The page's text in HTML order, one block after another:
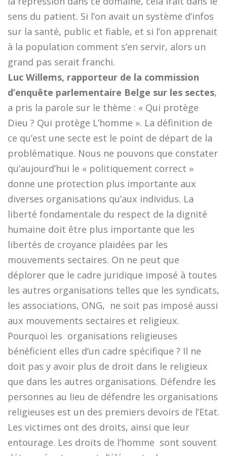
sens du patient. Si l’on avait un système d’infos
sur la santé, public et fiable, et si l’on apprenait
à la population comment s’en servir, alors un
grand pas serait franchi.
Luc Willems, rapporteur de la commission
d’enquête parlementaire Belge sur les sectes,
a pris la parole sur le thème : « Qui protège
Dieu ? Qui protège L’homme ». La définition de
ce qu’est une secte est le point de départ de la
problématique. Nous ne pouvons que constater
qu’aujourd’hui le « politiquement correct »
donne une protection plus importante aux
diverses organisations qu’aux individus. La
liberté fondamentale du respect de la dignité
humaine doit être plus importante que les
libertés de croyance plaidées par les
mouvements sectaires. On ne peut que
déplorer que le cadre juridique imposé à toutes
les autres organisations telles que les syndicats,
les associations, ONG, ne soit pas imposé aussi
aux mouvements sectaires et religieux.
Pourquoi les organisations religieuses
bénéficient elles d’un cadre spécifique ? Il ne
doit pas y avoir plus de droit dans le religieux
que dans les autres organisations. Défendre les
personnes au lieu de défendre les organisations
religieuses est un des premiers devoirs de l’Etat.
Les victimes ont des droits, ainsi que leur
entourage. Les droits de l’homme sont souvent